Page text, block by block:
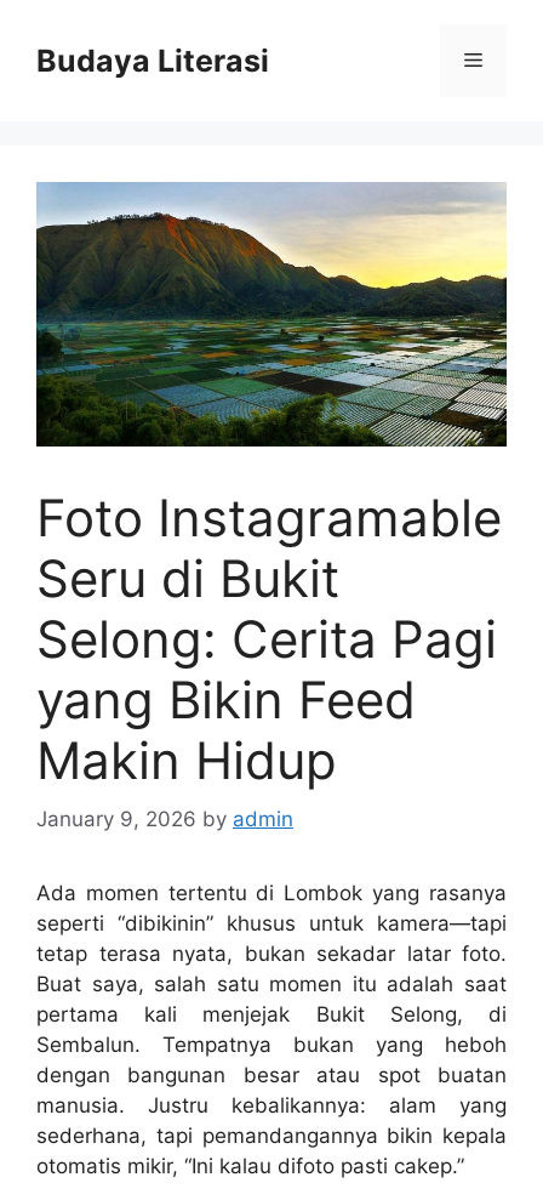
contentBudaya Literasi Menu
Foto Instagramable
Seru di Bukit
Selong: Cerita Pagi
yang Bikin Feed
Makin Hidup
January 9, 2026 by admin
Ada momen tertentu di Lombok yang rasanya
seperti “dibikinin” khusus untuk kamera—tapi
tetap terasa nyata, bukan sekadar latar foto.
Buat saya, salah satu momen itu adalah saat
pertama kali menjejak Bukit Selong, di
Sembalun. Tempatnya bukan yang heboh
dengan bangunan besar atau spot buatan
manusia. Justru kebalikannya: alam yang
sederhana, tapi pemandangannya bikin kepala
otomatis mikir, “Ini kalau difoto pasti cakep.”